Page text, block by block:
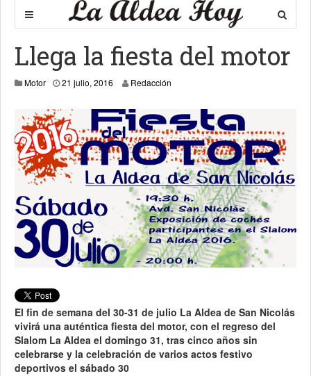
Llega la fiesta del motor
Motor 21 julio, 2016 23 julio, 2016
Redacción
El fin de semana del 30-31 de julio La Aldea de San Nicolás
vivirá una auténtica fiesta del motor, con el regreso del
Slalom La Aldea el domingo 31, tras cinco años sin
celebrarse y la celebración de varios actos festivo
deportivos el sábado 30